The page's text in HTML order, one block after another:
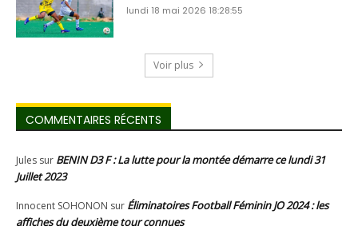
lundi 18 mai 2026 18:28:55
Voir plus
COMMENTAIRES RÉCENTS
Jules sur BENIN D3 F : La lutte pour la montée démarre ce lundi 31
Juillet 2023
Innocent SOHONON sur Éliminatoires Football Féminin JO 2024 : les
affiches du deuxième tour connues